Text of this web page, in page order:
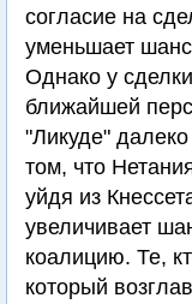
согласие на
уменьшает
Однако у
ближайшей
"Ликуде"
том, что
уйдя из
увеличивает
коалицию. Те,
который